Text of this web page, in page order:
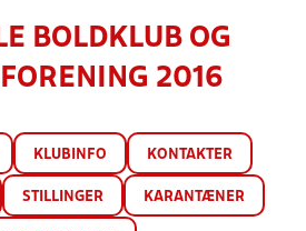
BOLDKLUB OG
2016
KLUBINFO KONTAKTER
STILLINGER KARANTÆNER